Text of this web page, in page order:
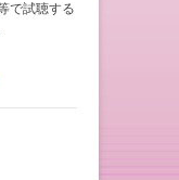
で試聴する